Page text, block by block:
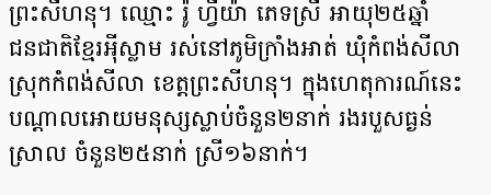
ព្រះសីហនុ។ ឈ្មោះ រ៉ូ ហ្វីយ៉ា ភេទស្រី អាយុ២៥ឆ្នាំ
ជនជាតិខ្មែរអុីស្លាម រស់នៅភូមិក្រាំងអាត់ ឃុំកំពង់សីលា
ស្រុកកំពង់សីលា ខេត្តព្រះសីហនុ។ ក្នុងហេតុការណ៍នេះ
បណ្តាលអោយមនុស្សស្លាប់ចំនួន២នាក់ រងរបួសធ្ងន់
ស្រាល ចំនួន២៥នាក់ ស្រី១៦នាក់។